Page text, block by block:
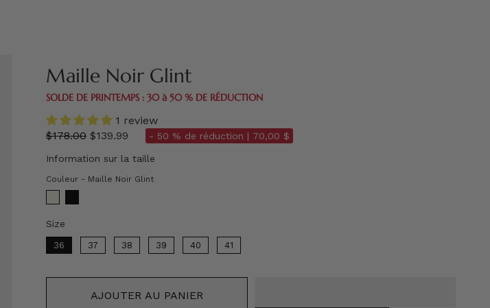
Maille Noir Glint
SOLDE DE PRINTEMPS : 30 à 50 % DE RÉDUCTION
1 review
régulier
$178.00 $139.99 - 50 % de réduction | 70,00 $
Information sur la taille
Couleur - Maille Noir GlintCouleur
Size
36 37 38 39 40 41
AJOUTER AU PANIER